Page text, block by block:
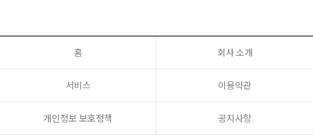
홈 회사 소개
서비스 이용약관
개인정보 보호정책 공지사항